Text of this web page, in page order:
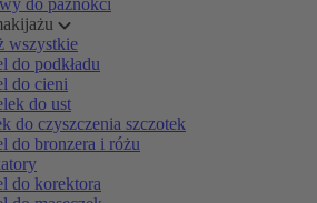
do paznokci
wszystkie
do podkładu
do cieni
do ust
do czyszczenia szczotek
do bronzera i różu
do korektora